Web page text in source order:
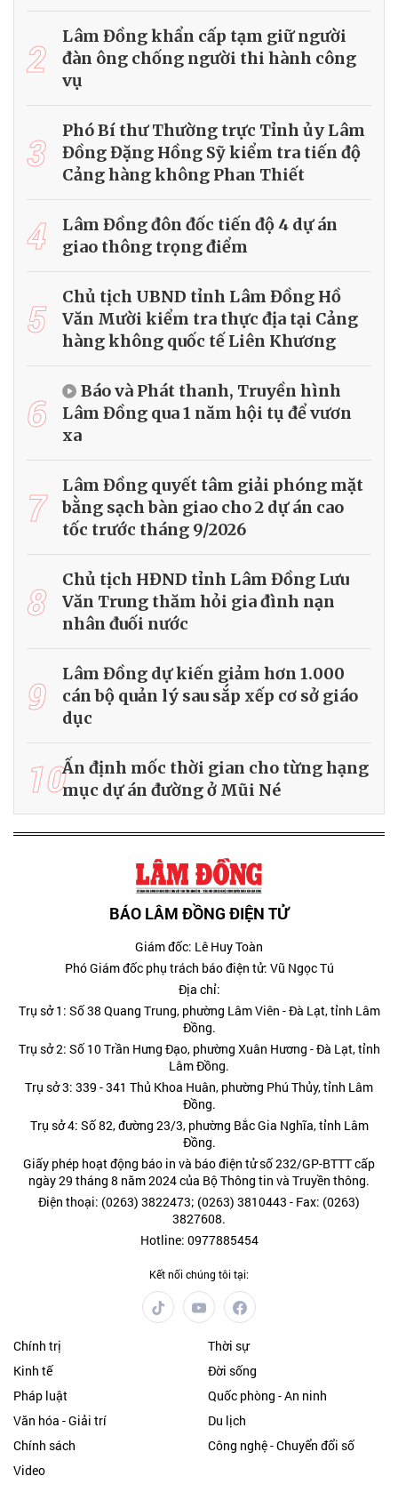
2
Lâm Đồng khẩn cấp tạm giữ người
đàn ông chống người thi hành công
vụ
3
Phó Bí thư Thường trực Tỉnh ủy Lâm
Đồng Đặng Hồng Sỹ kiểm tra tiến độ
Cảng hàng không Phan Thiết
4
Lâm Đồng đôn đốc tiến độ 4 dự án
giao thông trọng điểm
5
Chủ tịch UBND tỉnh Lâm Đồng Hồ
Văn Mười kiểm tra thực địa tại Cảng
hàng không quốc tế Liên Khương
6
Báo và Phát thanh, Truyền hình
Lâm Đồng qua 1 năm hội tụ để vươn
xa
7
Lâm Đồng quyết tâm giải phóng mặt
bằng sạch bàn giao cho 2 dự án cao
tốc trước tháng 9/2026
8
Chủ tịch HĐND tỉnh Lâm Đồng Lưu
Văn Trung thăm hỏi gia đình nạn
nhân đuối nước
9
Lâm Đồng dự kiến giảm hơn 1.000
cán bộ quản lý sau sắp xếp cơ sở giáo
dục
10Ấn định mốc thời gian cho từng hạng
mục dự án đường ở Mũi Né
BÁO LÂM ĐỒNG ĐIỆN TỬ
Giám đốc: Lê Huy Toàn
Phó Giám đốc phụ trách báo điện tử: Vũ Ngọc Tú
Địa chỉ:
Trụ sở 1: Số 38 Quang Trung, phường Lâm Viên - Đà Lạt, tỉnh Lâm
Đồng.
Trụ sở 2: Số 10 Trần Hưng Đạo, phường Xuân Hương - Đà Lạt, tỉnh
Lâm Đồng.
Trụ sở 3: 339 - 341 Thủ Khoa Huân, phường Phú Thủy, tỉnh Lâm
Đồng.
Trụ sở 4: Số 82, đường 23/3, phường Bắc Gia Nghĩa, tỉnh Lâm
Đồng.
Giấy phép hoạt động báo in và báo điện tử số 232/GP-BTTT cấp
ngày 29 tháng 8 năm 2024 của Bộ Thông tin và Truyền thông.
Điện thoại: (0263) 3822473; (0263) 3810443 - Fax: (0263)
3827608.
Hotline: 0977885454
Kết nối chúng tôi tại:
Chính trị
Thời sự
Kinh tế
Đời sống
Pháp luật
Quốc phòng - An ninh
Văn hóa - Giải trí
Du lịch
Chính sách
Công nghệ - Chuyển đổi số
Video